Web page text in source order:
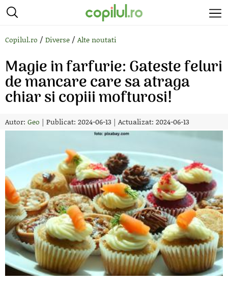
Copilul.ro / Diverse / Alte noutati
Magie in farfurie: Gateste feluri
de mancare care sa atraga
chiar si copiii mofturosi!
Autor: Geo | Publicat: 2024-06-13 | Actualizat: 2024-06-13